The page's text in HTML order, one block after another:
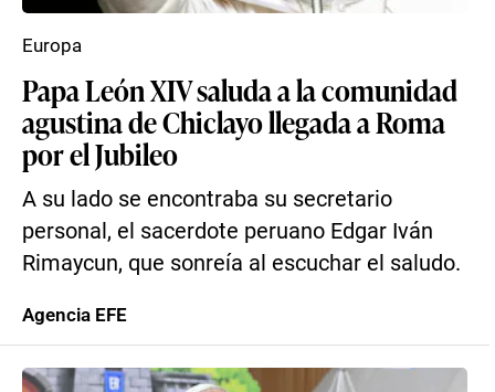
Papa León XIV saluda a la comunidad
agustina de Chiclayo llegada a Roma
por el Jubileo
A su lado se encontraba su secretario
personal, el sacerdote peruano Edgar Iván
Rimaycun, que sonreía al escuchar el saludo.
Europa
Agencia EFE